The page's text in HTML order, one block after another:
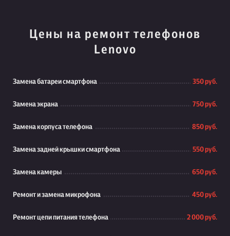
Цены на ремонт телефонов
Lenovo
Замена батареи смартфона 350 руб.
Замена экрана 750 руб.
Замена корпуса телефона 850 руб.
Замена задней крышки смартфона 550 руб.
Замена камеры 650 руб.
Ремонт и замена микрофона 450 руб.
Ремонт цепи питания телефона 2 000 руб.